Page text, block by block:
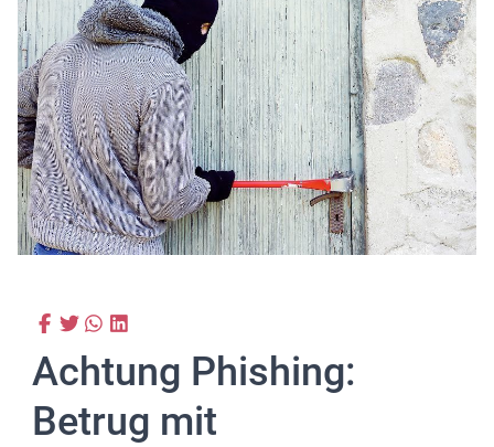
Achtung Phishing:
Betrug mit